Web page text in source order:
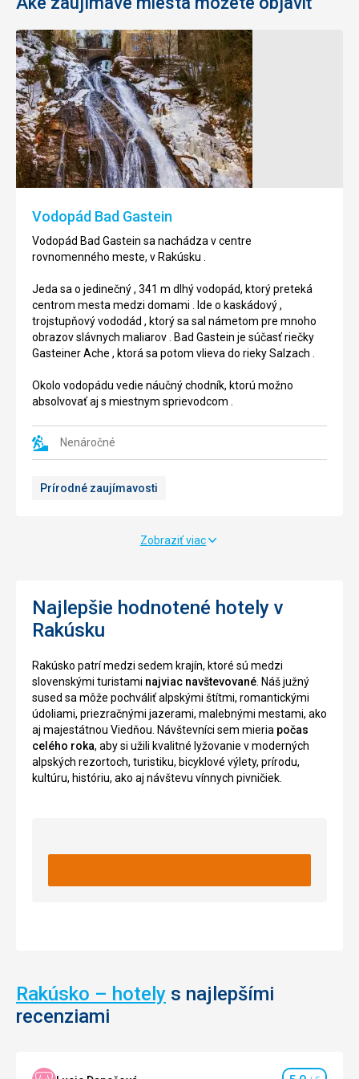
Vodopád Bad Gastein
Vodopád Bad Gastein sa nachádza v centre
rovnomenného meste, v Rakúsku .
Jeda sa o jedinečný , 341 m dlhý vodopád, ktorý preteká
centrom mesta medzi domami . Ide o kaskádový ,
trojstupňový vododád , ktorý sa sal námetom pre mnoho
obrazov slávnych maliarov . Bad Gastein je súčasť riečky
Gasteiner Ache , ktorá sa potom vlieva do rieky Salzach .
Okolo vodopádu vedie náučný chodník, ktorú možno
absolvovať aj s miestnym sprievodcom .
Nenáročné
Prírodné zaujímavosti
Výhliadková
plošina
Glocknerblick
Vyhliadková
plošina
Glocknerblick
sa
neďaleko
Bad
Gastein
Jedná
modernú
výhliadkovú
plošinu,
ktorá
bola
postavená
roku
2011.
ponúka
3798
nad
morom,
najvyššiu
horu
Rakúska
Konštrukcia
presklené
otvory
.
Chodník
storočných
borovíc
Zirbenweg
Chodník
storočných
borovíc
nachádza
neďaleko
Gastein
Jedná
nádhernú
oblasť
výskytom
storočných
borovíc
niektorých
začína
končí
lanovke
Graukogel
nachádza
výške
zaberie
náročná,
má
mnoho
jedná
Zobraziť viac
Najlepšie hodnotené hotely v
Rakúsku
Rakúsko patrí medzi sedem krajín, ktoré sú medzi
slovenskými turistami najviac navštevované . Náš južný
sused sa môže pochváliť alpskými štítmi, romantickými
údoliami, priezračnými jazerami, malebnými mestami, ako
aj majestátnou Viedňou. Návštevníci sem mieria počas
celého roka, aby si užili kvalitné lyžovanie v moderných
alpských rezortoch, turistiku, bicyklové výlety, prírodu,
kultúru, históriu, ako aj návštevu vínnych pivničiek.
Rakúsko – hotely s najlepšími
recenziami